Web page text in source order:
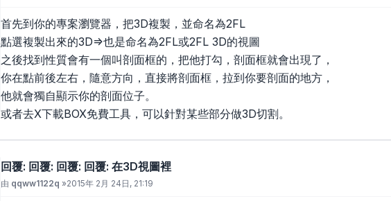
首先到你的專案瀏覽器，把3D複製，並命名為2FL
點選複製出來的3D=>也是命名為2FL或2FL 3D的視圖
之後找到性質會有一個叫剖面框的，把他打勾，剖面框就會出現了，
你在點前後左右，隨意方向，直接將剖面框，拉到你要剖面的地方，
他就會獨自顯示你的剖面位子。
或者去X下載BOX免費工具，可以針對某些部分做3D切割。
回覆: 回覆: 回覆: 回覆: 在3D視圖裡
文章
由 qqww1122q »2015年 2月 24日, 21:19